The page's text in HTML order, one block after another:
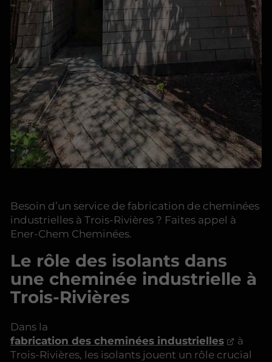
Besoin d’un service de fabrication de cheminées
industrielles à Trois-Rivières ? Faites appel à
Ener-Chem Cheminées.
Le rôle des isolants dans
une cheminée industrielle à
Trois-Rivières
Dans la
fabrication des cheminées industrielles
à
Trois-Rivières, les isolants jouent un rôle crucial